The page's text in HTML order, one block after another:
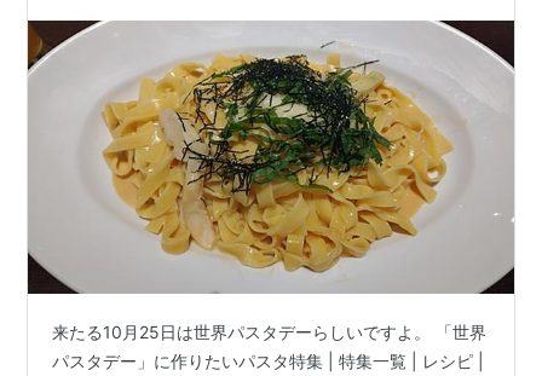
来たる10月25日は世界パスタデーらしいですよ。 「世界
パスタデー」に作りたいパスタ特集 | 特集一覧 | レシピ |